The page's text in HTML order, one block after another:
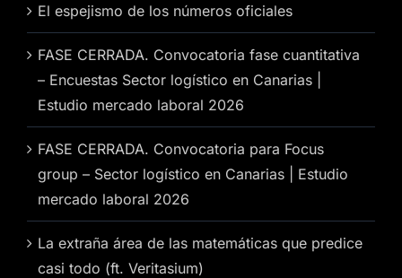
El espejismo de los números oficiales
FASE CERRADA. Convocatoria fase cuantitativa
– Encuestas Sector logístico en Canarias |
Estudio mercado laboral 2026
FASE CERRADA. Convocatoria para Focus
group – Sector logístico en Canarias | Estudio
mercado laboral 2026
La extraña área de las matemáticas que predice
casi todo (ft. Veritasium)